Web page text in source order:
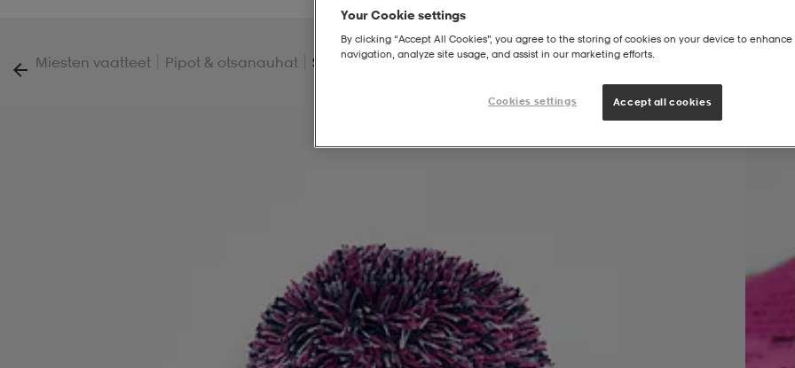
Miesten vaatteet Pipot & otsanauhat Seg Pom Beanie Lappland
Your Cookie settings
By clicking “Accept All Cookies”, you agree to the storing of cookies on your device to enhance
navigation, analyze site usage, and assist in our marketing efforts.
Cookies settings Accept all cookies